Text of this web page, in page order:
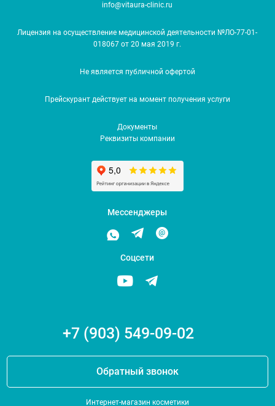
info@vitaura-clinic.ru
Лицензия на осуществление медицинской деятельности №ЛО-77-01-
018067 от 20 мая 2019 г.
Не является публичной офертой
Прейскурант действует на момент получения услуги
Документы
Реквизиты компании
Мессенджеры
Соцсети
+7 (903) 549-09-02
Обратный звонок
Интернет-магазин косметики